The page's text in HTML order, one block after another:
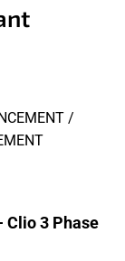
/
Clio 3 Phase